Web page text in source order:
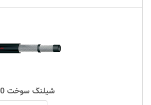
شیلنگ سوخت LL20